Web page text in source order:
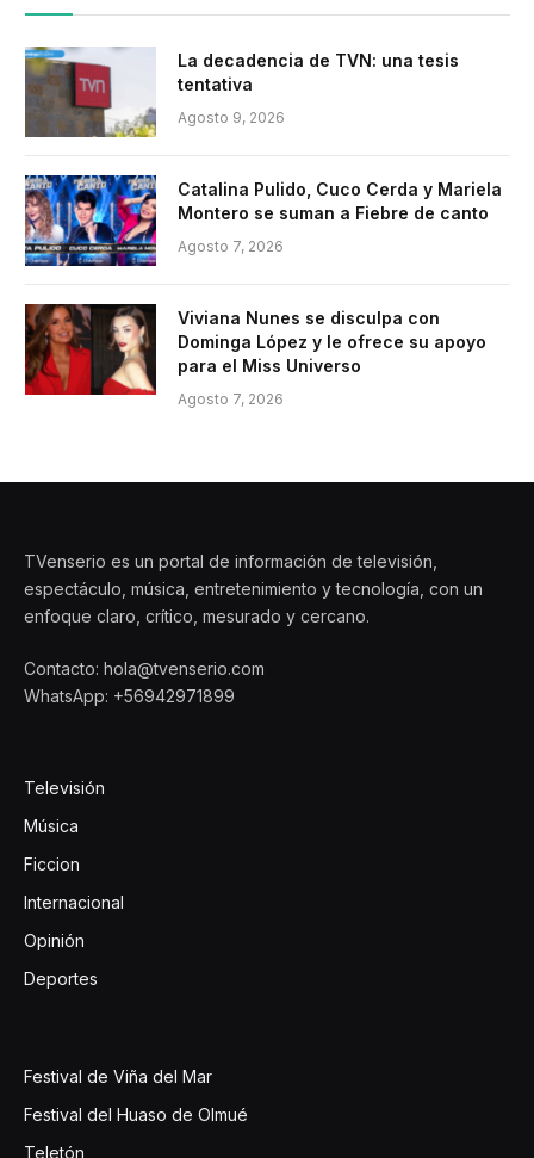
La decadencia de TVN: una tesis
tentativa
Agosto 9, 2026
Catalina Pulido, Cuco Cerda y Mariela
Montero se suman a Fiebre de canto
Agosto 7, 2026
Viviana Nunes se disculpa con
Dominga López y le ofrece su apoyo
para el Miss Universo
Agosto 7, 2026
TVenserio es un portal de información de televisión,
espectáculo, música, entretenimiento y tecnología, con un
enfoque claro, crítico, mesurado y cercano.
Contacto: hola@tvenserio.com
WhatsApp: +56942971899
Televisión
Música
Ficcion
Internacional
Opinión
Deportes
Festival de Viña del Mar
Festival del Huaso de Olmué
Teletón